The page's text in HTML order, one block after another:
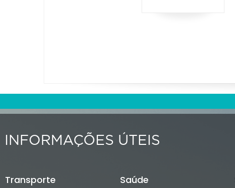
INFORMAÇÕES ÚTEIS
Transporte Saúde